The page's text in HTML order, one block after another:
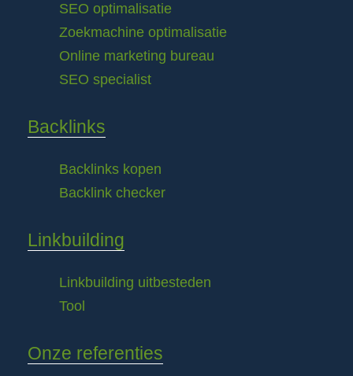
SEO optimalisatie
Zoekmachine optimalisatie
Online marketing bureau
SEO specialist
Backlinks
Backlinks kopen
Backlink checker
Linkbuilding
Linkbuilding uitbesteden
Tool
Onze referenties